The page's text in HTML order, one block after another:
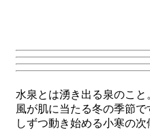
水泉とは湧き出る泉のこ
風が肌に当たる冬の季節
しずつ動き始める小寒の次